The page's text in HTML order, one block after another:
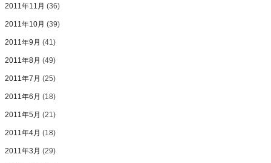
2011年11月 (36)
2011年10月 (39)
2011年9月 (41)
2011年8月 (49)
2011年7月 (25)
2011年6月 (18)
2011年5月 (21)
2011年4月 (18)
2011年3月 (29)